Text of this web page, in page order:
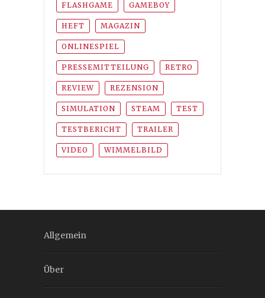
FLASHGAME GAMEBOY
HEFT MAGAZIN
ONLINESPIEL
PRESSEMITTEILUNG RETRO
REVIEW REZENSION
SIMULATION STEAM TEST
TESTBERICHT TRAILER
VIDEO WIMMELBILD
Allgemein
Über